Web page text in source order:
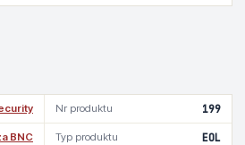
Nr produktu 199
BNC Typ produktu EOL